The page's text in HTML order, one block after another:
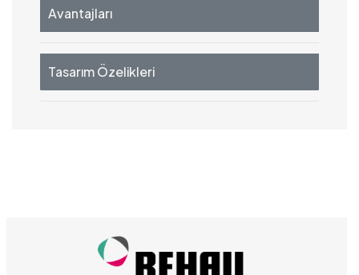
Avantajları
Tasarım Özelikleri